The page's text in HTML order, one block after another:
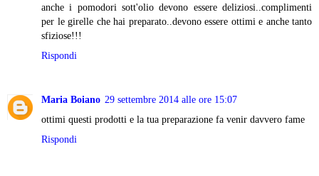
anche i pomodori sott'olio devono essere deliziosi..complimenti
per le girelle che hai preparato..devono essere ottimi e anche tanto
sfiziose!!!
Rispondi
Maria Boiano 29 settembre 2014 alle ore 15:07
ottimi questi prodotti e la tua preparazione fa venir davvero fame
Rispondi